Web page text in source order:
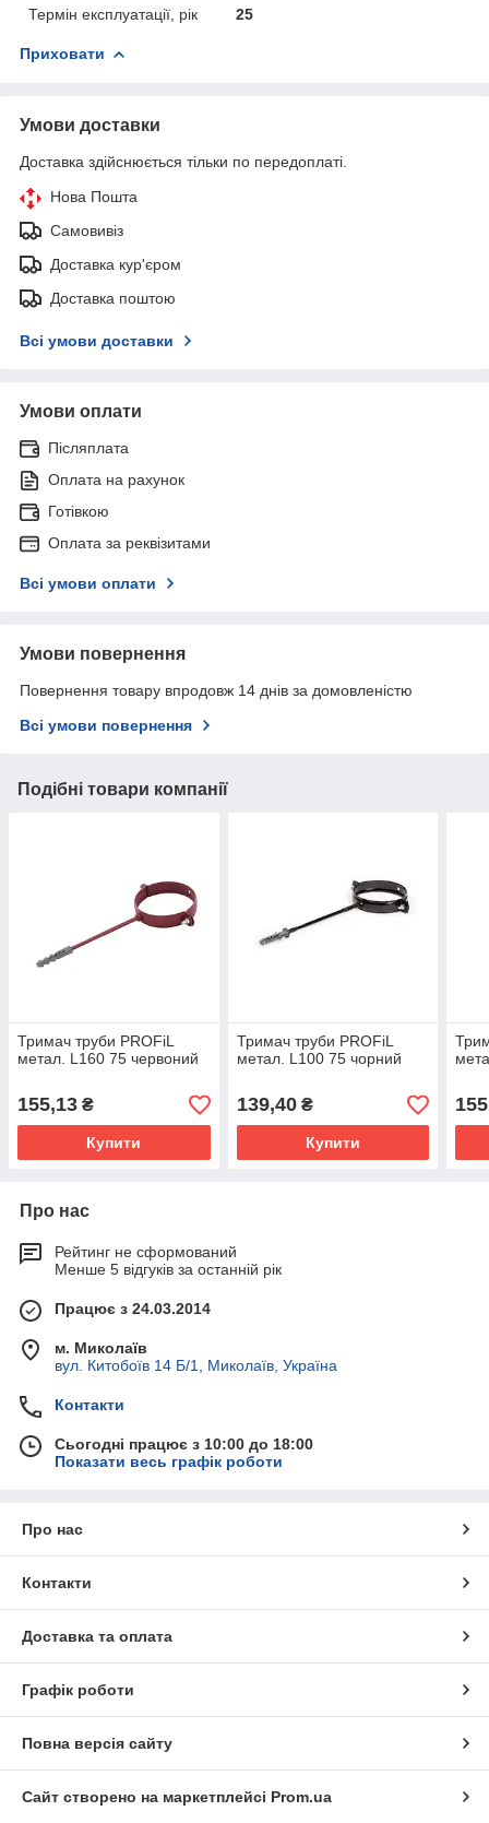
Термін експлуатації, рік
25
Приховати
Умови доставки
Доставка здійснюється тільки по передоплаті.
Нова Пошта
Самовивіз
Доставка кур'єром
Доставка поштою
Всі умови доставки
Умови оплати
Післяплата
Оплата на рахунок
Готівкою
Оплата за реквізитами
Всі умови оплати
Умови повернення
Повернення товару впродовж 14 днів за домовленістю
Всі умови повернення
Подібні товари компанії
Тримач труби PROFiL
метал. L160 75 червоний
155,13 ₴
Купити
Тримач труби PROFiL
метал. L100 75 чорний
139,40₴
Купити
Про нас
Рейтинг не сформований
Менше 5 відгуків за останній рік
Працює з 24.03.2014
м. Миколаїв
вул. Китобоїв 14 Б/1, Миколаїв, Україна
Контакти
Сьогодні працює з 10:00 до 18:00
Показати весь графік роботи
Про нас
Контакти
Доставка та оплата
Графік роботи
Повна версія сайту
Сайт створено на маркетплейсі Prom.ua